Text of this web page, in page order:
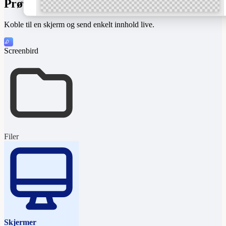
for bad coffee.”
Prøv selv!
Koble til en skjerm og send enkelt innhold live.
Screenbird
Filer
Skjermer